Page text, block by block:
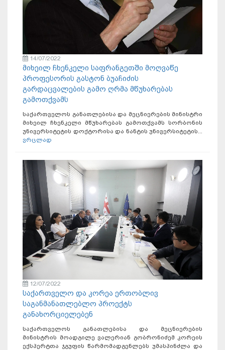
14/07/2022
მიხეილ ჩხენკელი საფრანგეთში მოღვაწე
პროფესორის გასტონ ბუაჩიძის
გარდაცვალების გამო ღრმა მწუხარებას
გამოთქვამს
საქართველოს განათლებისა და მეცნიერების მინისტრი
მიხეილ ჩხენკელი მწუხარებას გამოთქვამს სორბონის
უნივერსიტეტის დოქტორისა და ნანტის უნივერსიტეტის...
ვრცლად
12/07/2022
საქართველო და კორეა ერთობლივ
საგანმანათლებლო პროექტს
განახორციელებენ
საქართველოს განათლებისა და მეცნიერების
მინისტრის მოადგილე ვალერიან გობრონიძემ კორეის
ექსპერტთა ჯგუფის წარმომადგენლებს უმასპინძლა და